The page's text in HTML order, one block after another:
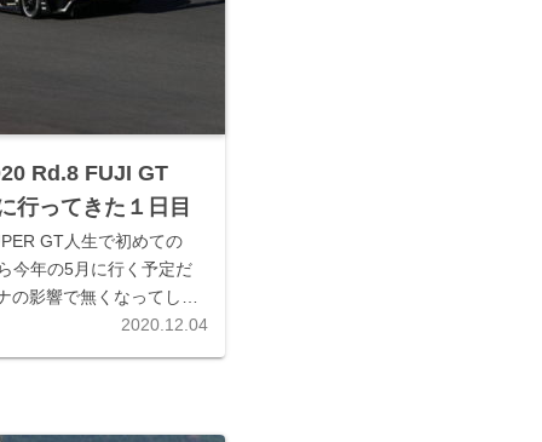
Rd.8 FUJI GT
行ってきた１日目
GT人生で初めての
今年の5月に行く予定だ
の影響で無くなってしま
し、今年は無理かなと思
再調整で11月に富士で最
2020.12.04